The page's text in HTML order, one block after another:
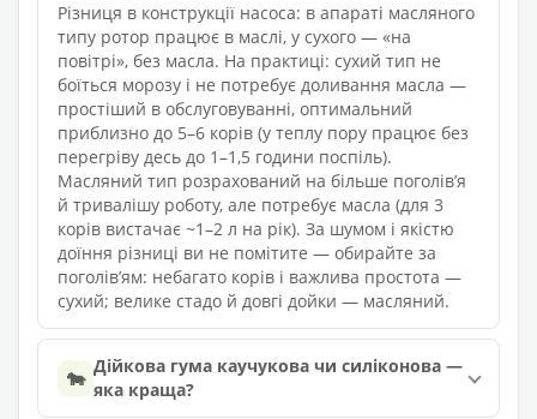
Різниця в конструкції насоса: в апараті масляного
типу ротор працює в маслі, у сухого — «на
повітрі», без масла. На практиці: сухий тип не
боїться морозу і не потребує доливання масла —
простіший в обслуговуванні, оптимальний
приблизно до 5–6 корів (у теплу пору працює без
перегріву десь до 1–1,5 години поспіль).
Масляний тип розрахований на більше поголівʼя
й тривалішу роботу, але потребує масла (для 3
корів вистачає ~1–2 л на рік). За шумом і якістю
доїння різниці ви не помітите — обирайте за
поголівʼям: небагато корів і важлива простота —
сухий; велике стадо й довгі дойки — масляний.
🐄 Дійкова гума каучукова чи силіконова —
яка краща?